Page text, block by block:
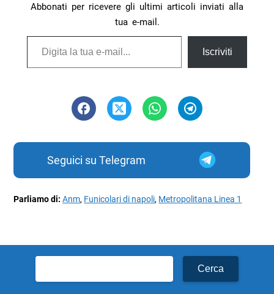
Abbonati per ricevere gli ultimi articoli inviati alla
tua e-mail.
Digita la tua e-mail...
Iscriviti
Seguici su Telegram
Parliamo di:Anm, Funicolari di napoli, Metropolitana Linea 1
per: